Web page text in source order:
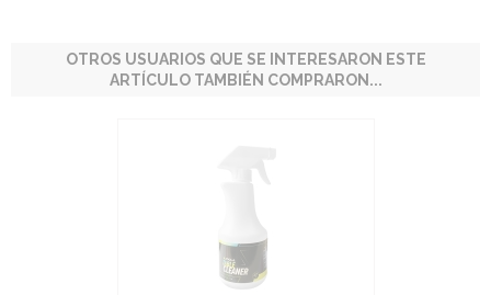
OTROS USUARIOS QUE SE INTERESARON ESTE
ARTÍCULO TAMBIÉN COMPRARON...